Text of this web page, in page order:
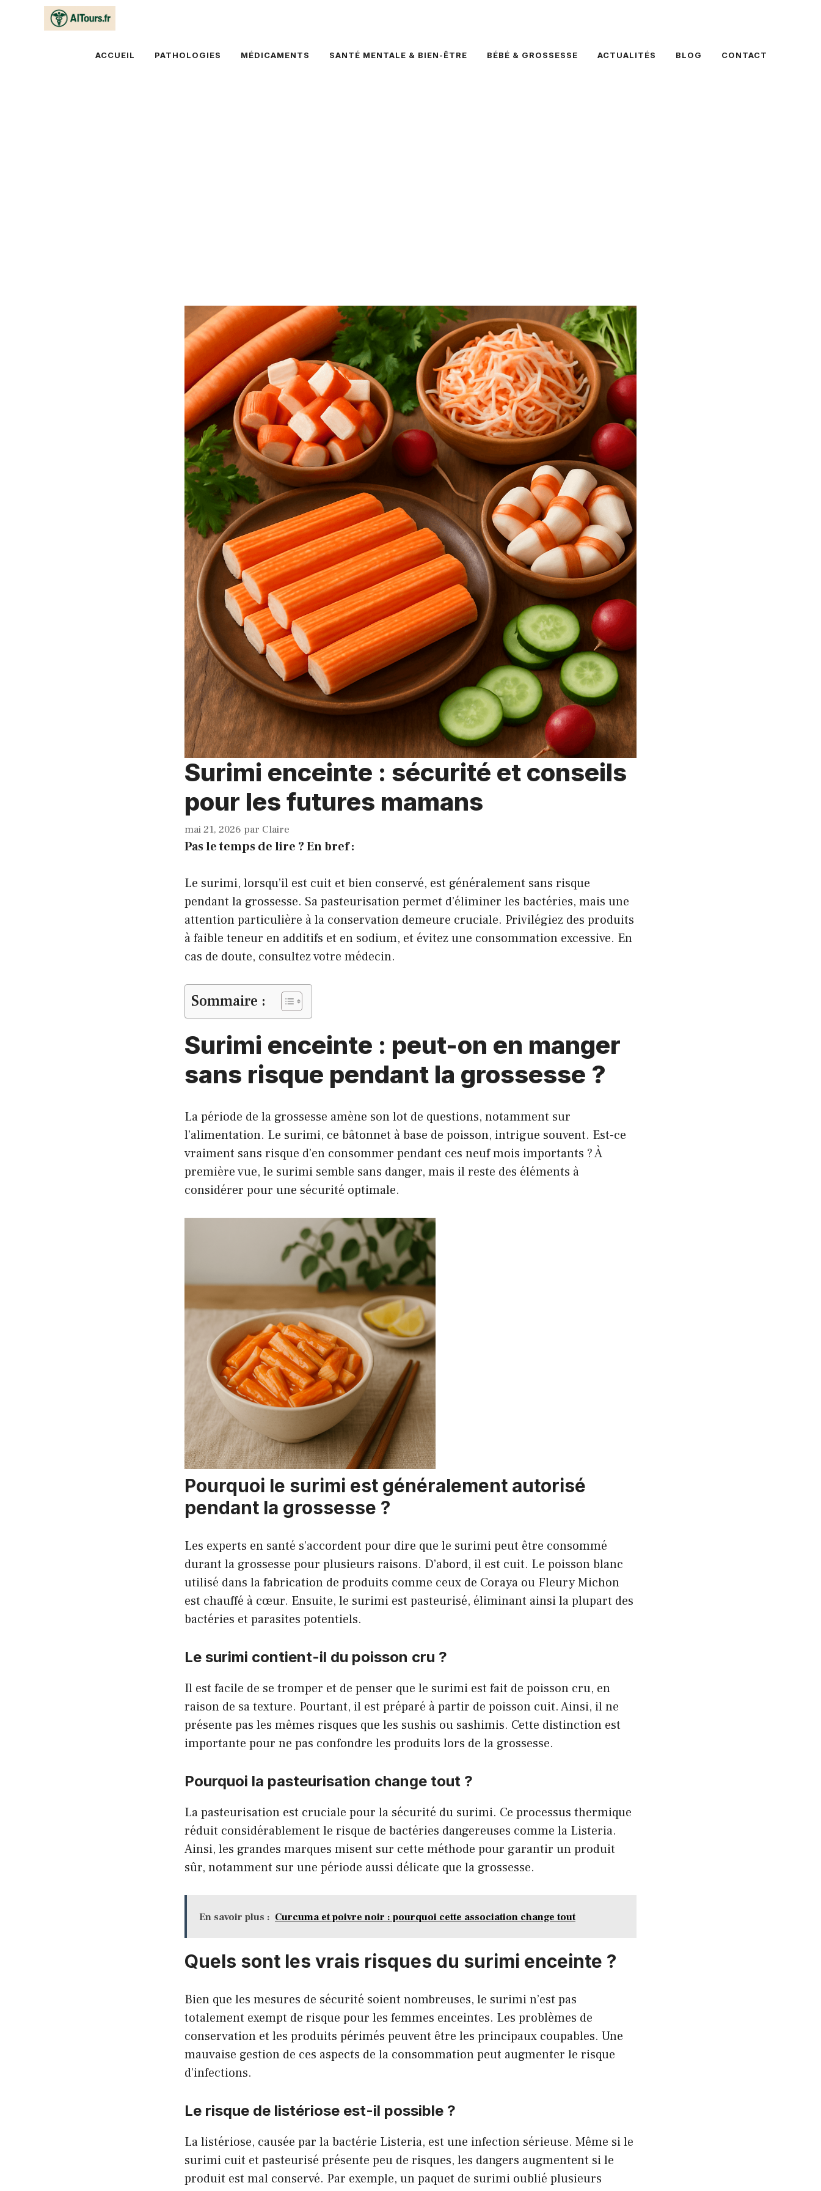
ACCUEIL PATHOLOGIES MÉDICAMENTS SANTÉ MENTALE & BIEN-ÊTRE BÉBÉ & GROSSESSE ACTUALITÉS BLOG CONTACT
Surimi enceinte : sécurité et conseils
pour les futures mamans
mai 21, 2026 par Claire
Pas le temps de lire ? En bref :
Le surimi, lorsqu’il est cuit et bien conservé, est généralement sans risque
pendant la grossesse. Sa pasteurisation permet d’éliminer les bactéries, mais une
attention particulière à la conservation demeure cruciale. Privilégiez des produits
à faible teneur en additifs et en sodium, et évitez une consommation excessive. En
cas de doute, consultez votre médecin.
Sommaire :
Surimi enceinte : peut-on en manger
sans risque pendant la grossesse ?
La période de la grossesse amène son lot de questions, notamment sur
l’alimentation. Le surimi, ce bâtonnet à base de poisson, intrigue souvent. Est-ce
vraiment sans risque d’en consommer pendant ces neuf mois importants ? À
première vue, le surimi semble sans danger, mais il reste des éléments à
considérer pour une sécurité optimale.
Pourquoi le surimi est généralement autorisé
pendant la grossesse ?
Les experts en santé s’accordent pour dire que le surimi peut être consommé
durant la grossesse pour plusieurs raisons. D’abord, il est cuit. Le poisson blanc
utilisé dans la fabrication de produits comme ceux de Coraya ou Fleury Michon
est chauffé à cœur. Ensuite, le surimi est pasteurisé, éliminant ainsi la plupart des
bactéries et parasites potentiels.
Le surimi contient-il du poisson cru ?
Il est facile de se tromper et de penser que le surimi est fait de poisson cru, en
raison de sa texture. Pourtant, il est préparé à partir de poisson cuit. Ainsi, il ne
présente pas les mêmes risques que les sushis ou sashimis. Cette distinction est
importante pour ne pas confondre les produits lors de la grossesse.
Pourquoi la pasteurisation change tout ?
La pasteurisation est cruciale pour la sécurité du surimi. Ce processus thermique
réduit considérablement le risque de bactéries dangereuses comme la Listeria.
Ainsi, les grandes marques misent sur cette méthode pour garantir un produit
sûr, notamment sur une période aussi délicate que la grossesse.
En savoir plus : Curcuma et poivre noir : pourquoi cette association change tout
Quels sont les vrais risques du surimi enceinte ?
Bien que les mesures de sécurité soient nombreuses, le surimi n’est pas
totalement exempt de risque pour les femmes enceintes. Les problèmes de
conservation et les produits périmés peuvent être les principaux coupables. Une
mauvaise gestion de ces aspects de la consommation peut augmenter le risque
d’infections.
Le risque de listériose est-il possible ?
La listériose, causée par la bactérie Listeria, est une infection sérieuse. Même si le
surimi cuit et pasteurisé présente peu de risques, les dangers augmentent si le
produit est mal conservé. Par exemple, un paquet de surimi oublié plusieurs